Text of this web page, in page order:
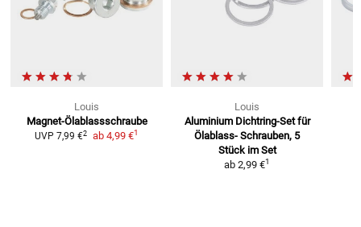
Louis
Magnet-Ölablassschraube
UVP 7,99 €2 ab 4,99 €1
Louis
Aluminium Dichtring-Set für
Ölablass- Schrauben, 5
Stück im Set
ab 2,99 €1